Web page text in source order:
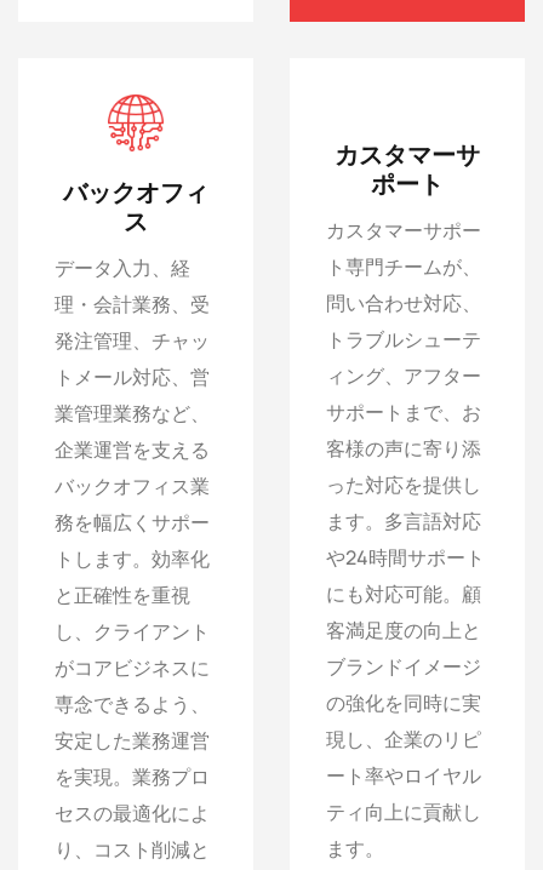
バックオフィ
ス
データ入力、経
理・会計業務、受
発注管理、チャッ
トメール対応、営
業管理業務など、
企業運営を支える
バックオフィス業
務を幅広くサポー
トします。効率化
と正確性を重視
し、クライアント
がコアビジネスに
専念できるよう、
安定した業務運営
を実現。業務プロ
セスの最適化によ
り、コスト削減と
カスタマーサ
ポート
カスタマーサポー
ト専門チームが、
問い合わせ対応、
トラブルシューテ
ィング、アフター
サポートまで、お
客様の声に寄り添
った対応を提供し
ます。多言語対応
や24時間サポート
にも対応可能。顧
客満足度の向上と
ブランドイメージ
の強化を同時に実
現し、企業のリピ
ート率やロイヤル
ティ向上に貢献し
ます。